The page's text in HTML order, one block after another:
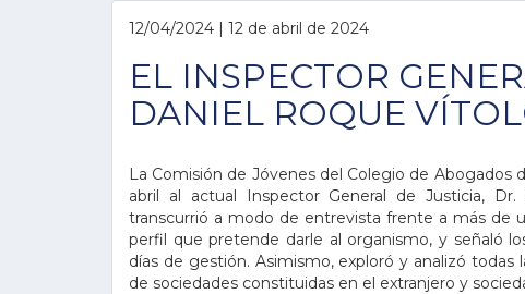
12/04/2024 | 12 de abril de 2024
EL INSPECTOR
DANIEL ROQUE
La Comisión de Jóvenes del Colegio de Abogados
abril al actual Inspector General de Justicia,
transcurrió a modo de entrevista frente a más de
perfil que pretende darle al organismo, y señaló
días de gestión. Asimismo, exploró y analizó
de sociedades constituidas en el extranjero y